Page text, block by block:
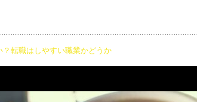
転職はしやすい職業かどうか